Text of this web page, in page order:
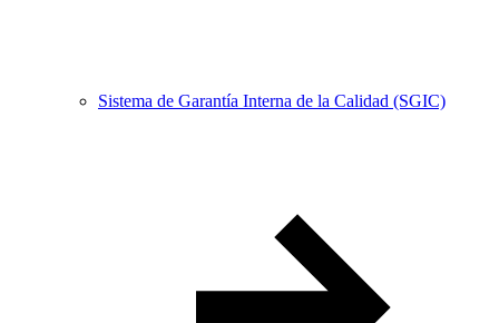
Sistema de Garantía Interna de la Calidad (SGIC)